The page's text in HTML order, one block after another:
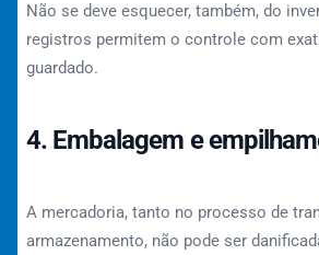
Não se deve esquecer, também, do
registros permitem o controle com
guardado.
4. Embalagem e
A mercadoria, tanto no processo de
armazenamento, não pode ser